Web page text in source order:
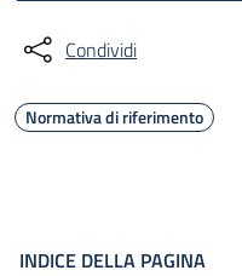
Condividi
Normativa di riferimento
INDICE DELLA PAGINA